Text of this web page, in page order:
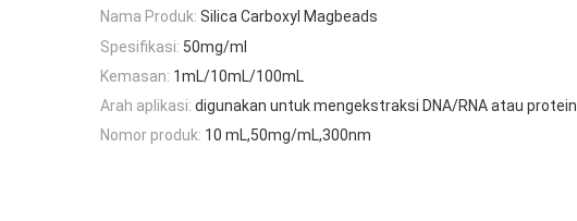
Nama Produk: Silica Carboxyl Magbeads
Spesifikasi: 50mg/ml
Kemasan: 1mL/10mL/100mL
Arah aplikasi: digunakan untuk mengekstraksi DNA/RNA atau protein
Nomor produk: 10 mL,50mg/mL,300nm